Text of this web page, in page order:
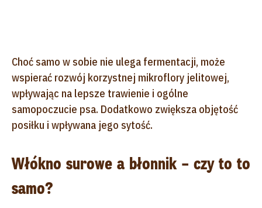
Choć samo w sobie nie ulega fermentacji, może
wspierać rozwój korzystnej mikroflory jelitowej,
wpływając na lepsze trawienie i ogólne
samopoczucie psa. Dodatkowo zwiększa objętość
posiłku i wpływana jego sytość.
Włókno surowe a błonnik – czy to to
samo?